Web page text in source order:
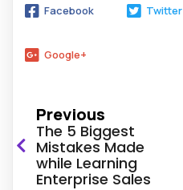
Facebook Twitter
Google+
Previous
The 5 Biggest
Mistakes Made
while Learning
Enterprise Sales